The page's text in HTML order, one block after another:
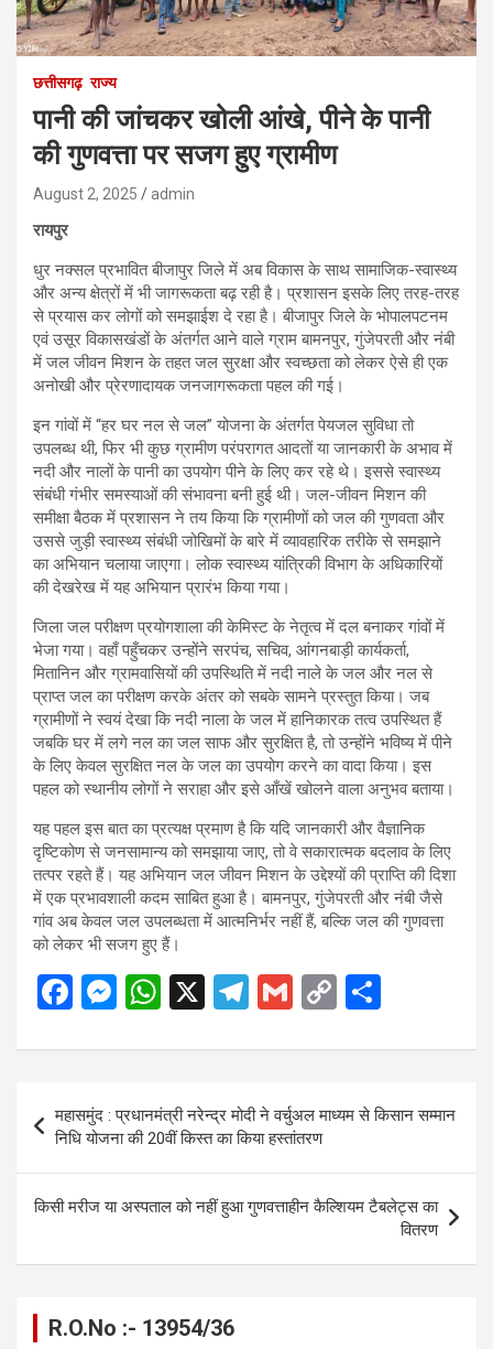
छत्तीसगढ़ राज्य
पानी की जांचकर खोली आंखे, पीने के पानी
की गुणवत्ता पर सजग हुए ग्रामीण
August 2, 2025 admin
रायपुर
धुर नक्सल प्रभावित बीजापुर जिले में अब विकास के साथ सामाजिक-स्वास्थ्य
और अन्य क्षेत्रों में भी जागरूकता बढ़ रही है। प्रशासन इसके लिए तरह-तरह
से प्रयास कर लोगों को समझाईश दे रहा है। बीजापुर जिले के भोपालपटनम
एवं उसूर विकासखंडों के अंतर्गत आने वाले ग्राम बामनपुर, गुंजेपरती और नंबी
में जल जीवन मिशन के तहत जल सुरक्षा और स्वच्छता को लेकर ऐसे ही एक
अनोखी और प्रेरणादायक जनजागरूकता पहल की गई।
इन गांवों में “हर घर नल से जल” योजना के अंतर्गत पेयजल सुविधा तो
उपलब्ध थी, फिर भी कुछ ग्रामीण परंपरागत आदतों या जानकारी के अभाव में
नदी और नालों के पानी का उपयोग पीने के लिए कर रहे थे। इससे स्वास्थ्य
संबंधी गंभीर समस्याओं की संभावना बनी हुई थी। जल-जीवन मिशन की
समीक्षा बैठक में प्रशासन ने तय किया कि ग्रामीणों को जल की गुणवता और
उससे जुड़ी स्वास्थ्य संबंधी जोखिमों के बारे में व्यावहारिक तरीके से समझाने
का अभियान चलाया जाएगा। लोक स्वास्थ्य यांत्रिकी विभाग के अधिकारियों
की देखरेख में यह अभियान प्रारंभ किया गया।
जिला जल परीक्षण प्रयोगशाला की केमिस्ट के नेतृत्व में दल बनाकर गांवों में
भेजा गया। वहाँ पहुँचकर उन्होंने सरपंच, सचिव, आंगनबाड़ी कार्यकर्ता,
मितानिन और ग्रामवासियों की उपस्थिति में नदी नाले के जल और नल से
प्राप्त जल का परीक्षण करके अंतर को सबके सामने प्रस्तुत किया। जब
ग्रामीणों ने स्वयं देखा कि नदी नाला के जल में हानिकारक तत्व उपस्थित हैं
जबकि घर में लगे नल का जल साफ और सुरक्षित है, तो उन्होंने भविष्य में पीने
के लिए केवल सुरक्षित नल के जल का उपयोग करने का वादा किया। इस
पहल को स्थानीय लोगों ने सराहा और इसे आँखें खोलने वाला अनुभव बताया।
यह पहल इस बात का प्रत्यक्ष प्रमाण है कि यदि जानकारी और वैज्ञानिक
दृष्टिकोण से जनसामान्य को समझाया जाए, तो वे सकारात्मक बदलाव के लिए
तत्पर रहते हैं। यह अभियान जल जीवन मिशन के उद्देश्यों की प्राप्ति की दिशा
में एक प्रभावशाली कदम साबित हुआ है। बामनपुर, गुंजेपरती और नंबी जैसे
गांव अब केवल जल उपलब्धता में आत्मनिर्भर नहीं हैं, बल्कि जल की गुणवत्ता
को लेकर भी सजग हुए हैं।
F
ce
o
o
k
M
se
g
er
W
at
s
A
p
p
X
T
e
gr
a
m
G
ail
C
py
Li
n
k
ar
e
navigation
महासमुंद : प्रधानमंत्री नरेन्द्र मोदी ने वर्चुअल माध्यम से किसान सम्मान
निधि योजना की 20वीं किस्त का किया हस्तांतरण
किसी मरीज या अस्पताल को नहीं हुआ गुणवत्ताहीन कैल्शियम टैबलेट्स का
वितरण
R.O.No :- 13954/36